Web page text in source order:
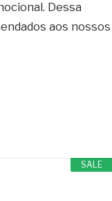
Dessa
aos nossos
SALE